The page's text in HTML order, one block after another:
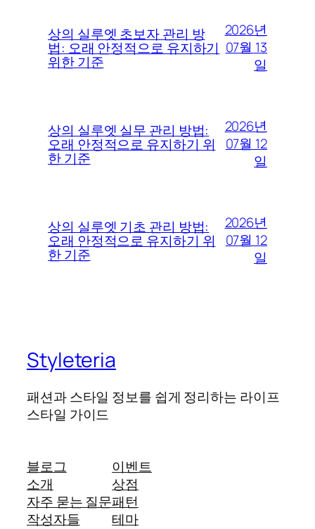
상의 실루엣 초보자 관리 방
법: 오래 안정적으로 유지하기
위한 기준
2026년
07월 13
일
상의 실루엣 실무 관리 방법:
오래 안정적으로 유지하기 위
한 기준
2026년
07월 12
일
상의 실루엣 기초 관리 방법:
오래 안정적으로 유지하기 위
한 기준
2026년
07월 12
일
Styleteria
패션과 스타일 정보를 쉽게 정리하는 라이프
스타일 가이드
블로그
소개
자주 묻는 질문
작성자들
이벤트
상점
패턴
테마